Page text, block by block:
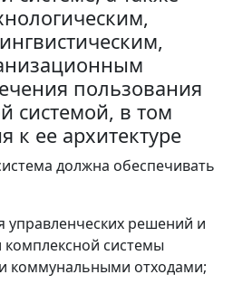
пользования
системой, в том
к ее архитектуре
должна обеспечивать
управленческих решений и
системы
коммунальными отходами;